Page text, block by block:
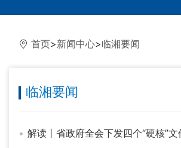
首页>新闻中心>临湘要闻
临湘要闻